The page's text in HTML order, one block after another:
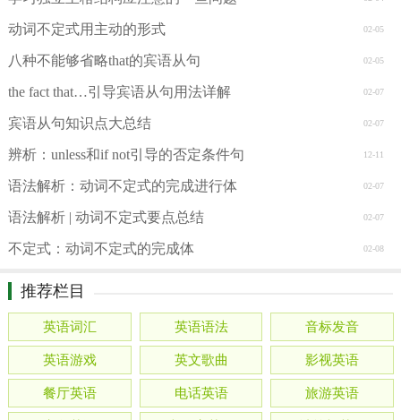
02-05
动词不定式用主动的形式
02-05
八种不能够省略that的宾语从句
02-07
the fact that…引导宾语从句用法详解
02-07
宾语从句知识点大总结
12-11
辨析：unless和if not引导的否定条件句
02-07
语法解析：动词不定式的完成进行体
02-07
语法解析 | 动词不定式要点总结
02-08
不定式：动词不定式的完成体
推荐栏目
英语词汇 英语语法 音标发音
英语游戏 英文歌曲 影视英语
餐厅英语 电话英语 旅游英语